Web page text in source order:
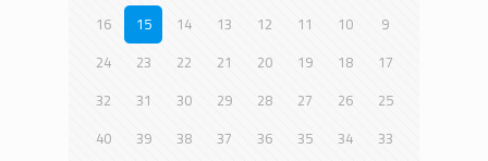
9
10
11
12
13
14
15
16
17
18
19
20
21
22
23
24
25
26
27
28
29
30
31
32
33
34
35
36
37
38
39
40